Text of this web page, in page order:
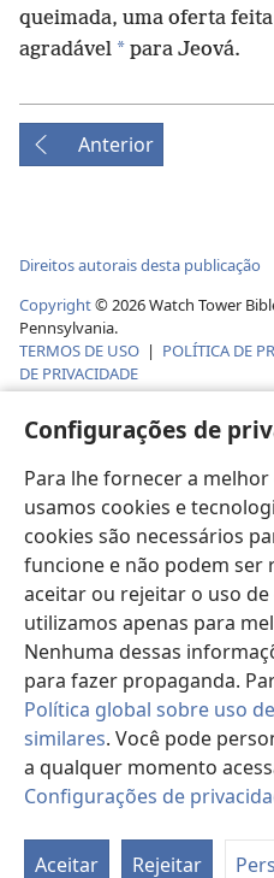
Configurações de
Para lhe fornecer a
usamos cookies e
cookies são necessários
funcione e não podem ser
aceitar ou rejeitar o uso
utilizamos apenas para
Nenhuma dessas
para fazer propaganda.
Política global sobre uso
similares. Você pode
a qualquer momento
Configurações de
Aceitar Rejeitar
queimada, uma oferta
agradável * para Jeová.
Anterior
Direitos autorais desta publicação
Copyright© 2026Watch Tower
Pennsylvania.
TERMOS DE USO | POLÍTICA DE
DE PRIVACIDADE